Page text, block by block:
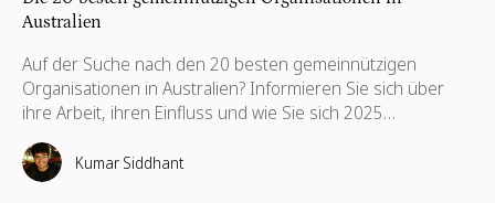
Australien
Auf der Suche nach den 20 besten gemeinnützigen
Organisationen in Australien? Informieren Sie sich über
ihre Arbeit, ihren Einfluss und wie Sie sich 2025
engagieren können.
Kumar Siddhant